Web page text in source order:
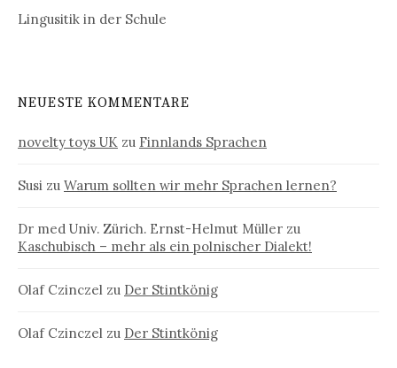
Lingusitik in der Schule
NEUESTE KOMMENTARE
novelty toys UK zu Finnlands Sprachen
Susi zu Warum sollten wir mehr Sprachen lernen?
Dr med Univ. Zürich. Ernst-Helmut Müller zu
Kaschubisch – mehr als ein polnischer Dialekt!
Olaf Czinczel zu Der Stintkönig
Olaf Czinczel zu Der Stintkönig